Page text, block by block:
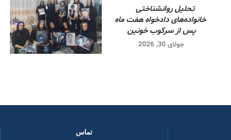
تحلیل روانشناختی
خانواده‌های دادخواه هفت ماه
پس از سرکوب خونین
جولای 30, 2026
تماس